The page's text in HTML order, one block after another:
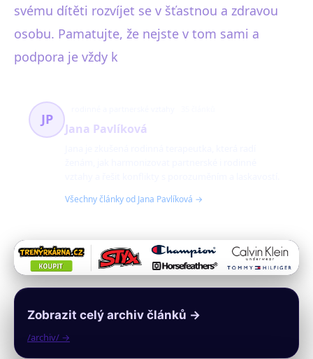
svému dítěti rozvíjet se v šťastnou a zdravou
osobu. Pamatujte, že nejste v tom sami a
podpora je vždy k
JP
Jana Pavlíková
Všechny články od Jana Pavlíková →
Zobrazit celý archiv článků →
/archiv/ →